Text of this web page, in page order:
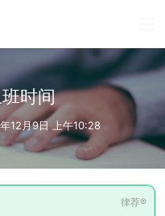
时间
12月9日 上午10:28